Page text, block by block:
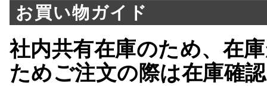
お買い物ガイド
社内共有在庫のため、在
ためご注文の際は在庫確